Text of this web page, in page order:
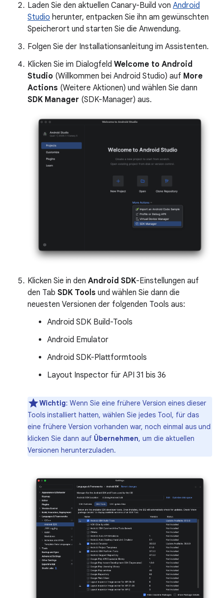
Laden Sie den aktuellen Canary-Build von Android
Studio herunter, entpacken Sie ihn am gewünschten
Speicherort und starten Sie die Anwendung.
Folgen Sie der Installationsanleitung im Assistenten.
Klicken Sie im Dialogfeld Welcome to Android
Studio (Willkommen bei Android Studio) auf More
Actions (Weitere Aktionen) und wählen Sie dann
SDK Manager (SDK-Manager) aus.
Klicken Sie in den Android SDK-Einstellungen auf
den Tab SDK Tools und wählen Sie dann die
neuesten Versionen der folgenden Tools aus:
Android SDK Build-Tools
Android Emulator
Android SDK-Plattformtools
Layout Inspector für API 31 bis 36
Wichtig: Wenn Sie eine frühere Version eines dieser
Tools installiert hatten, wählen Sie jedes Tool, für das
eine frühere Version vorhanden war, noch einmal aus und
klicken Sie dann auf Übernehmen, um die aktuellen
Versionen herunterzuladen.